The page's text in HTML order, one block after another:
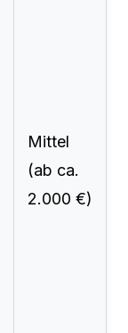
Mittel
(ab ca.
2.000 €)